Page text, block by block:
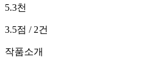
5.3천
3.5점 / 2건
작품소개